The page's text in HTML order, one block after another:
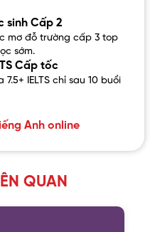
sinh Cấp 2
mơ đỗ trường cấp 3 top
sớm.
Cấp tốc
IELTS chỉ sau 10 buổi
Anh online
QUAN